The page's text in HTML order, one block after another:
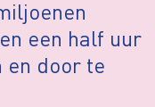
een half uur
en door te